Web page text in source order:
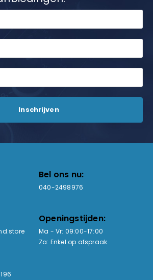
Bel ons nu:
040-2498976
Openingstijden:
Ma - Vr: 09:00-17:00
Za: Enkel op afspraak